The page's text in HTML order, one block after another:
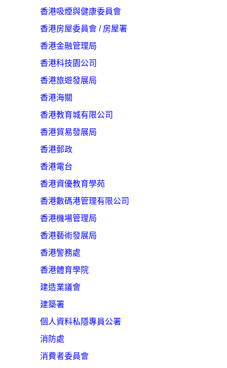
香港吸煙與健康委員會
香港房屋委員會 / 房屋署
香港金融管理局
香港科技園公司
香港旅遊發展局
香港海關
香港教育城有限公司
香港貿易發展局
香港郵政
香港電台
香港資優教育學苑
香港數碼港管理有限公司
香港機場管理局
香港藝術發展局
香港警務處
香港體育學院
建造業議會
建築署
個人資料私隱專員公署
消防處
消費者委員會